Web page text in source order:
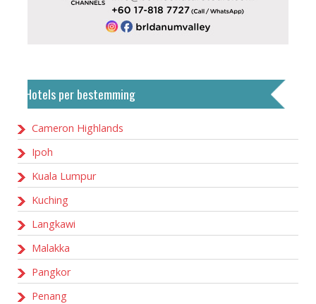
Hotels per bestemming
Cameron Highlands
Ipoh
Kuala Lumpur
Kuching
Langkawi
Malakka
Pangkor
Penang